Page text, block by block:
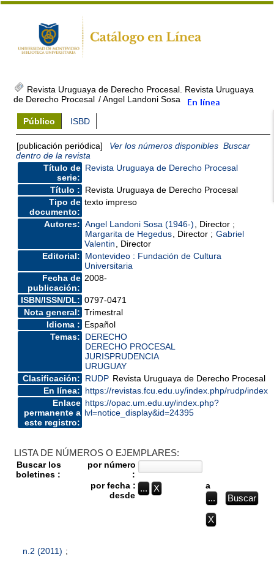
Revista Uruguaya de Derecho Procesal. Revista Uruguaya
de Derecho Procesal / Angel Landoni Sosa
Público ISBD
[publicación periódica] Ver los números disponibles Buscar
dentro de la revista
Título de
serie:
Revista Uruguaya de Derecho Procesal
Título :
Revista Uruguaya de Derecho Procesal
Tipo de
documento:
texto impreso
Autores: Angel Landoni Sosa (1946-)
, Director ;
Margarita de Hegedus , Director ; Gabriel
Valentin
, Director
Editorial:
Montevideo : Fundación de Cultura
Universitaria
Fecha de
publicación:
2008-
ISBN/ISSN/DL: 0797-0471
Nota general: Trimestral
Idioma : Español
Temas:
DERECHO
DERECHO PROCESAL
JURISPRUDENCIA
URUGUAY
Clasificación:
RUDP Revista Uruguaya de Derecho Procesal
En línea:
https://revistas.fcu.edu.uy/index.php/rudp/index
Enlace
permanente a
este registro:
https://opac.um.edu.uy/index.php?
lvl=notice_display&id=24395
LISTA DE NÚMEROS O EJEMPLARES:
Buscar los
boletines :
por número
:
por fecha :
desde
a
n.2 (2011) ;